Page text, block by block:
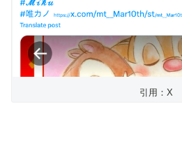
引用：X